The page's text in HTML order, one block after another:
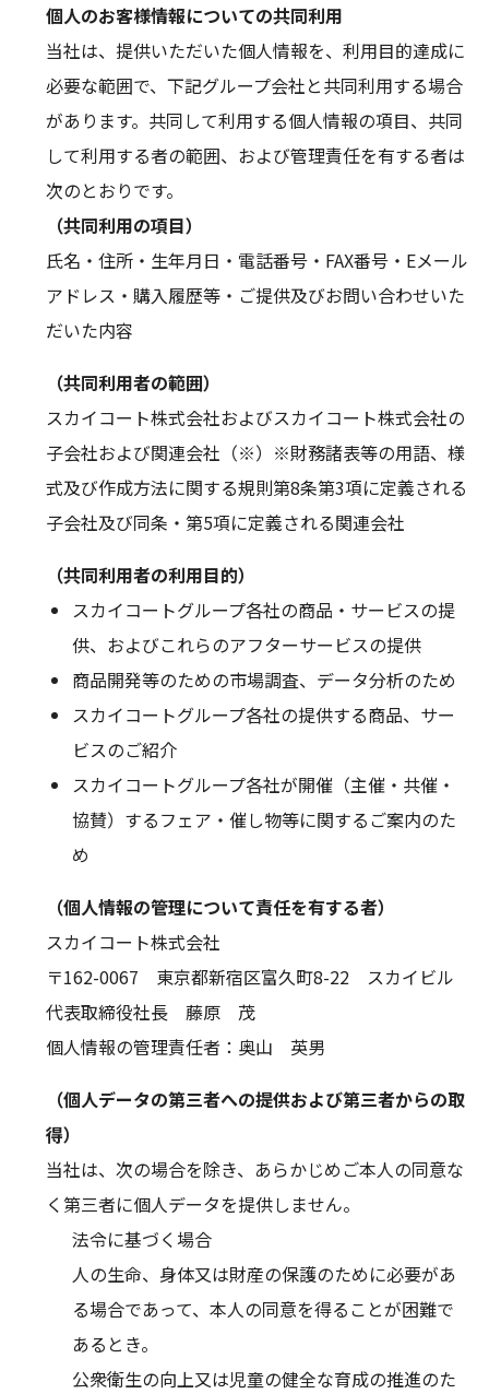
個人のお客様情報についての共同利用
当社は、提供いただいた個人情報を、利用目的達成に
必要な範囲で、下記グループ会社と共同利用する場合
があります。共同して利用する個人情報の項目、共同
して利用する者の範囲、および管理責任を有する者は
次のとおりです。
（共同利用の項目）
氏名・住所・生年月日・電話番号・FAX番号・Eメール
アドレス・購入履歴等・ご提供及びお問い合わせいた
だいた内容
（共同利用者の範囲）
スカイコート株式会社およびスカイコート株式会社の
子会社および関連会社（※）※財務諸表等の用語、様
式及び作成方法に関する規則第8条第3項に定義される
子会社及び同条・第5項に定義される関連会社
（共同利用者の利用目的）
スカイコートグループ各社の商品・サービスの提
供、およびこれらのアフターサービスの提供
商品開発等のための市場調査、データ分析のため
スカイコートグループ各社の提供する商品、サー
ビスのご紹介
スカイコートグループ各社が開催（主催・共催・
協賛）するフェア・催し物等に関するご案内のた
め
（個人情報の管理について責任を有する者）
スカイコート株式会社
〒162-0067 東京都新宿区富久町8-22 スカイビル
代表取締役社長 藤原 茂
個人情報の管理責任者：奥山 英男
（個人データの第三者への提供および第三者からの取
得）
当社は、次の場合を除き、あらかじめご本人の同意な
く第三者に個人データを提供しません。
法令に基づく場合
人の生命、身体又は財産の保護のために必要があ
る場合であって、本人の同意を得ることが困難で
あるとき。
公衆衛生の向上又は児童の健全な育成の推進のた